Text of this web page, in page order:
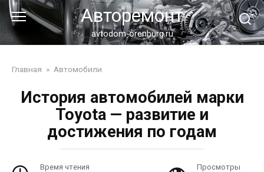
Перейти
к
контенту
Авторемонт
avtodom-orenburg.ru
Главная » Автомобили
История автомобилей марки
Toyota — развитие и
достижения по годам
Время чтения Просмотры